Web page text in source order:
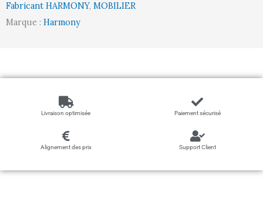
Fabricant HARMONY, MOBILIER
Marque : Harmony
Livraison optimisée Paiement sécurisé
Alignement des prix Support Client